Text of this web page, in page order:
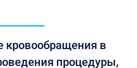
кровообращения в
процедуры,